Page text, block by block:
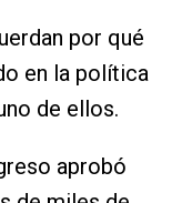
por qué
en la política
de ellos.
aprobó